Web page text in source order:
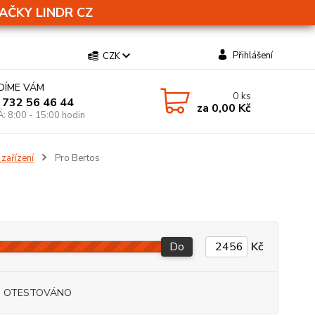
LINDR CZ
CZK Přihlášení
VÁM
56 46 44
8:00 - 15:00 hodin
0ks
za 0,00 Kč
Pro Bertos
Do Kč
OTESTOVÁNO